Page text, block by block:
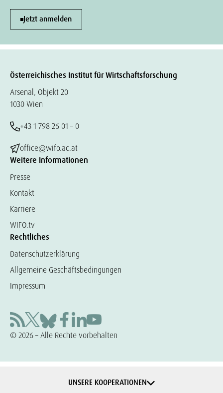
Jetzt anmelden
Österreichisches Institut für Wirtschaftsforschung
Arsenal, Objekt 20
1030 Wien
+43 1 798 26 01 – 0
office@wifo.ac.at
Weitere Informationen
Presse
Kontakt
Karriere
WIFO.tv
Rechtliches
Datenschutzerklärung
Allgemeine Geschäftsbedingungen
Impressum
© 2026 – Alle Rechte vorbehalten
UNSERE KOOPERATIONEN